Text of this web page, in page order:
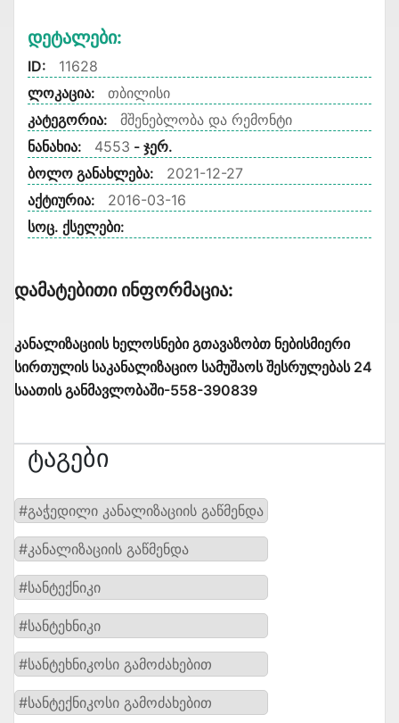
Დეტალები:
ID:
11628
ლოკაცია:
თბილისი
კატეგორია:
მშენებლობა და რემონტი
ნანახია:
4553 - ჯერ.
ბოლო განახლება:
2021-12-27
აქტიურია:
2016-03-16
სოც. ქსელები:
Დამატებითი Ინფორმაცია:
კანალიზაციის ხელოსნები გთავაზობთ ნებისმიერი
სირთულის საკანალიზაციო სამუშაოს შესრულებას 24
საათის განმავლობაში-558-390839
Ტაგები
#გაჭედილი კანალიზაციის გაწმენდა
#კანალიზაციის გაწმენდა
#სანტექნიკი
#სანტეხნიკი
#სანტეხნიკოსი გამოძახებით
#სანტექნიკოსი გამოძახებით